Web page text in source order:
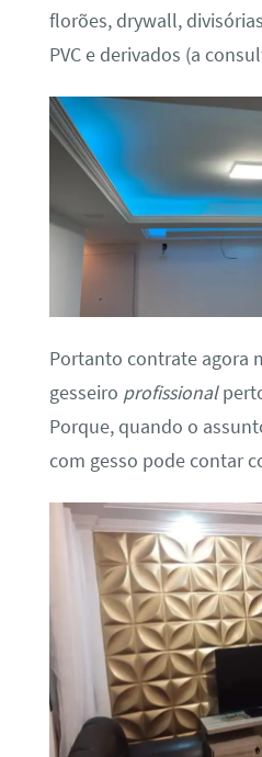
florões, drywall,
PVC e derivados (a
Portanto contrate agora
gesseiro profissional
Porque, quando o
com gesso pode contar